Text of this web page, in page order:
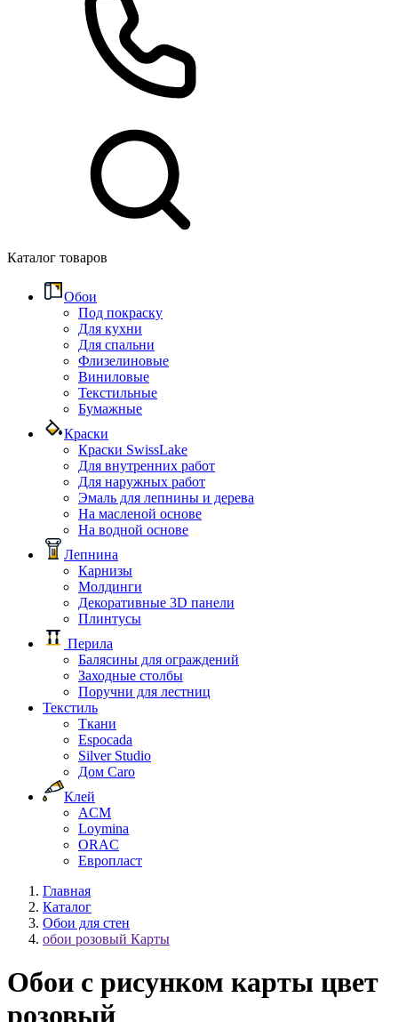
Каталог товаров
Обои
Под покраску
Для кухни
Для спальни
Флизелиновые
Виниловые
Текстильные
Бумажные
Краски
Краски SwissLake
Для внутренних работ
Для наружных работ
Эмаль для лепнины и дерева
На масленой основе
На водной основе
Лепнина
Карнизы
Молдинги
Декоративные 3D панели
Плинтусы
Перила
Балясины для ограждений
Заходные столбы
Поручни для лестниц
Текстиль
Ткани
Espocada
Silver Studio
Дом Caro
Клей
ACM
Loymina
ORAC
Европласт
Главная
Каталог
Обои для стен
обои розовый Карты
Обои с рисунком карты цвет
розовый